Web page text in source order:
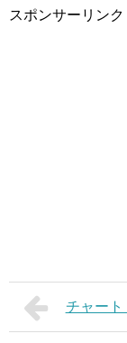
スポンサーリンク
チャー